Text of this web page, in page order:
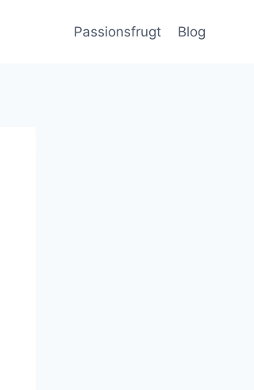
Passionsfrugt Blog